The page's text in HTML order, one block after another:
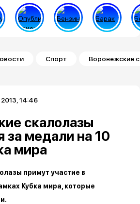
Спорт Воронежские
2013, 14:46
скалолазы
за медали на 10
мира
примут участие в
Кубка мира, которые